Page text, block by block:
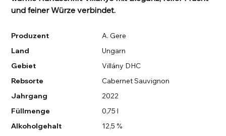
und feiner Würze verbindet.
Produzent
A. Gere
Land
Ungarn
Gebiet
Villány DHC
Rebsorte
Cabernet Sauvignon
Jahrgang
2022
Füllmenge
0,75 l
Alkoholgehalt
12,5 %